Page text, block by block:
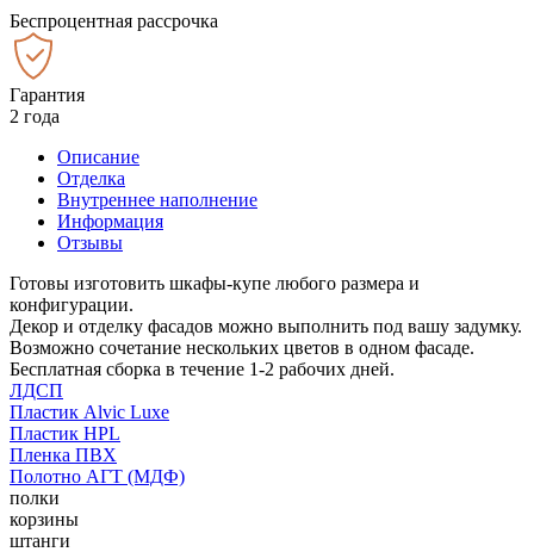
Беспроцентная рассрочка
Гарантия
2 года
Описание
Отделка
Внутреннее наполнение
Информация
Отзывы
Готовы изготовить шкафы-купе любого размера и
конфигурации.
Декор и отделку фасадов можно выполнить под вашу задумку.
Возможно сочетание нескольких цветов в одном фасаде.
Бесплатная сборка в течение 1-2 рабочих дней.
ЛДСП
Пластик Alvic Luxe
Пластик HPL
Пленка ПВХ
Полотно АГТ (МДФ)
полки
корзины
штанги